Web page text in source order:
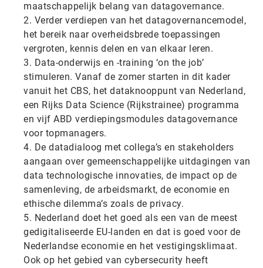
maatschappelijk belang van datagovernance.
Verder verdiepen van het datagovernancemodel,
het bereik naar overheidsbrede toepassingen
vergroten, kennis delen en van elkaar leren.
Data-onderwijs en -training ‘on the job’
stimuleren. Vanaf de zomer starten in dit kader
vanuit het CBS, het dataknooppunt van Nederland,
een Rijks Data Science (Rijkstrainee) programma
en vijf ABD verdiepingsmodules datagovernance
voor topmanagers.
De datadialoog met collega’s en stakeholders
aangaan over gemeenschappelijke uitdagingen van
data technologische innovaties, de impact op de
samenleving, de arbeidsmarkt, de economie en
ethische dilemma’s zoals de privacy.
Nederland doet het goed als een van de meest
gedigitaliseerde EU-landen en dat is goed voor de
Nederlandse economie en het vestigingsklimaat.
Ook op het gebied van cybersecurity heeft